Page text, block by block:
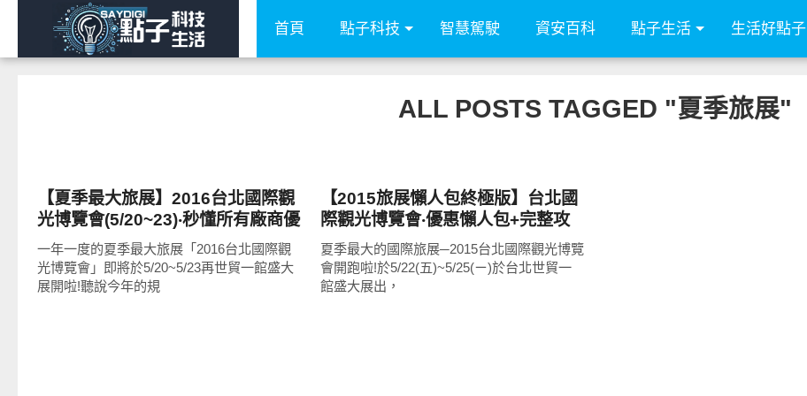
首頁 點子科技 智慧駕駛 資安百科 點子生活 生活好點子
ALL POSTS TAGGED "夏季旅展"
【夏季最大旅展】2016台北國際觀
光博覽會(5/20~23)‧秒懂所有廠商優
惠+攻略懶人包整理+提供word檔下
載
一年一度的夏季最大旅展「2016台北國際觀
光博覽會」即將於5/20~5/23再世貿一館盛大
展開啦!聽說今年的規
【2015旅展懶人包終極版】台北國
際觀光博覽會‧優惠懶人包+完整攻
略地圖+餐券優惠
夏季最大的國際旅展─2015台北國際觀光博覽
會開跑啦!於5/22(五)~5/25(ㄧ)於台北世貿一
館盛大展出，